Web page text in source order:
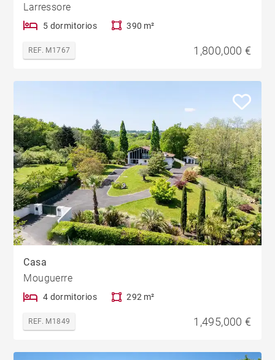
Larressore
5 dormitorios 390 m²
REF. M1767 1,800,000 €
Casa
Mouguerre
4 dormitorios 292 m²
REF. M1849 1,495,000 €